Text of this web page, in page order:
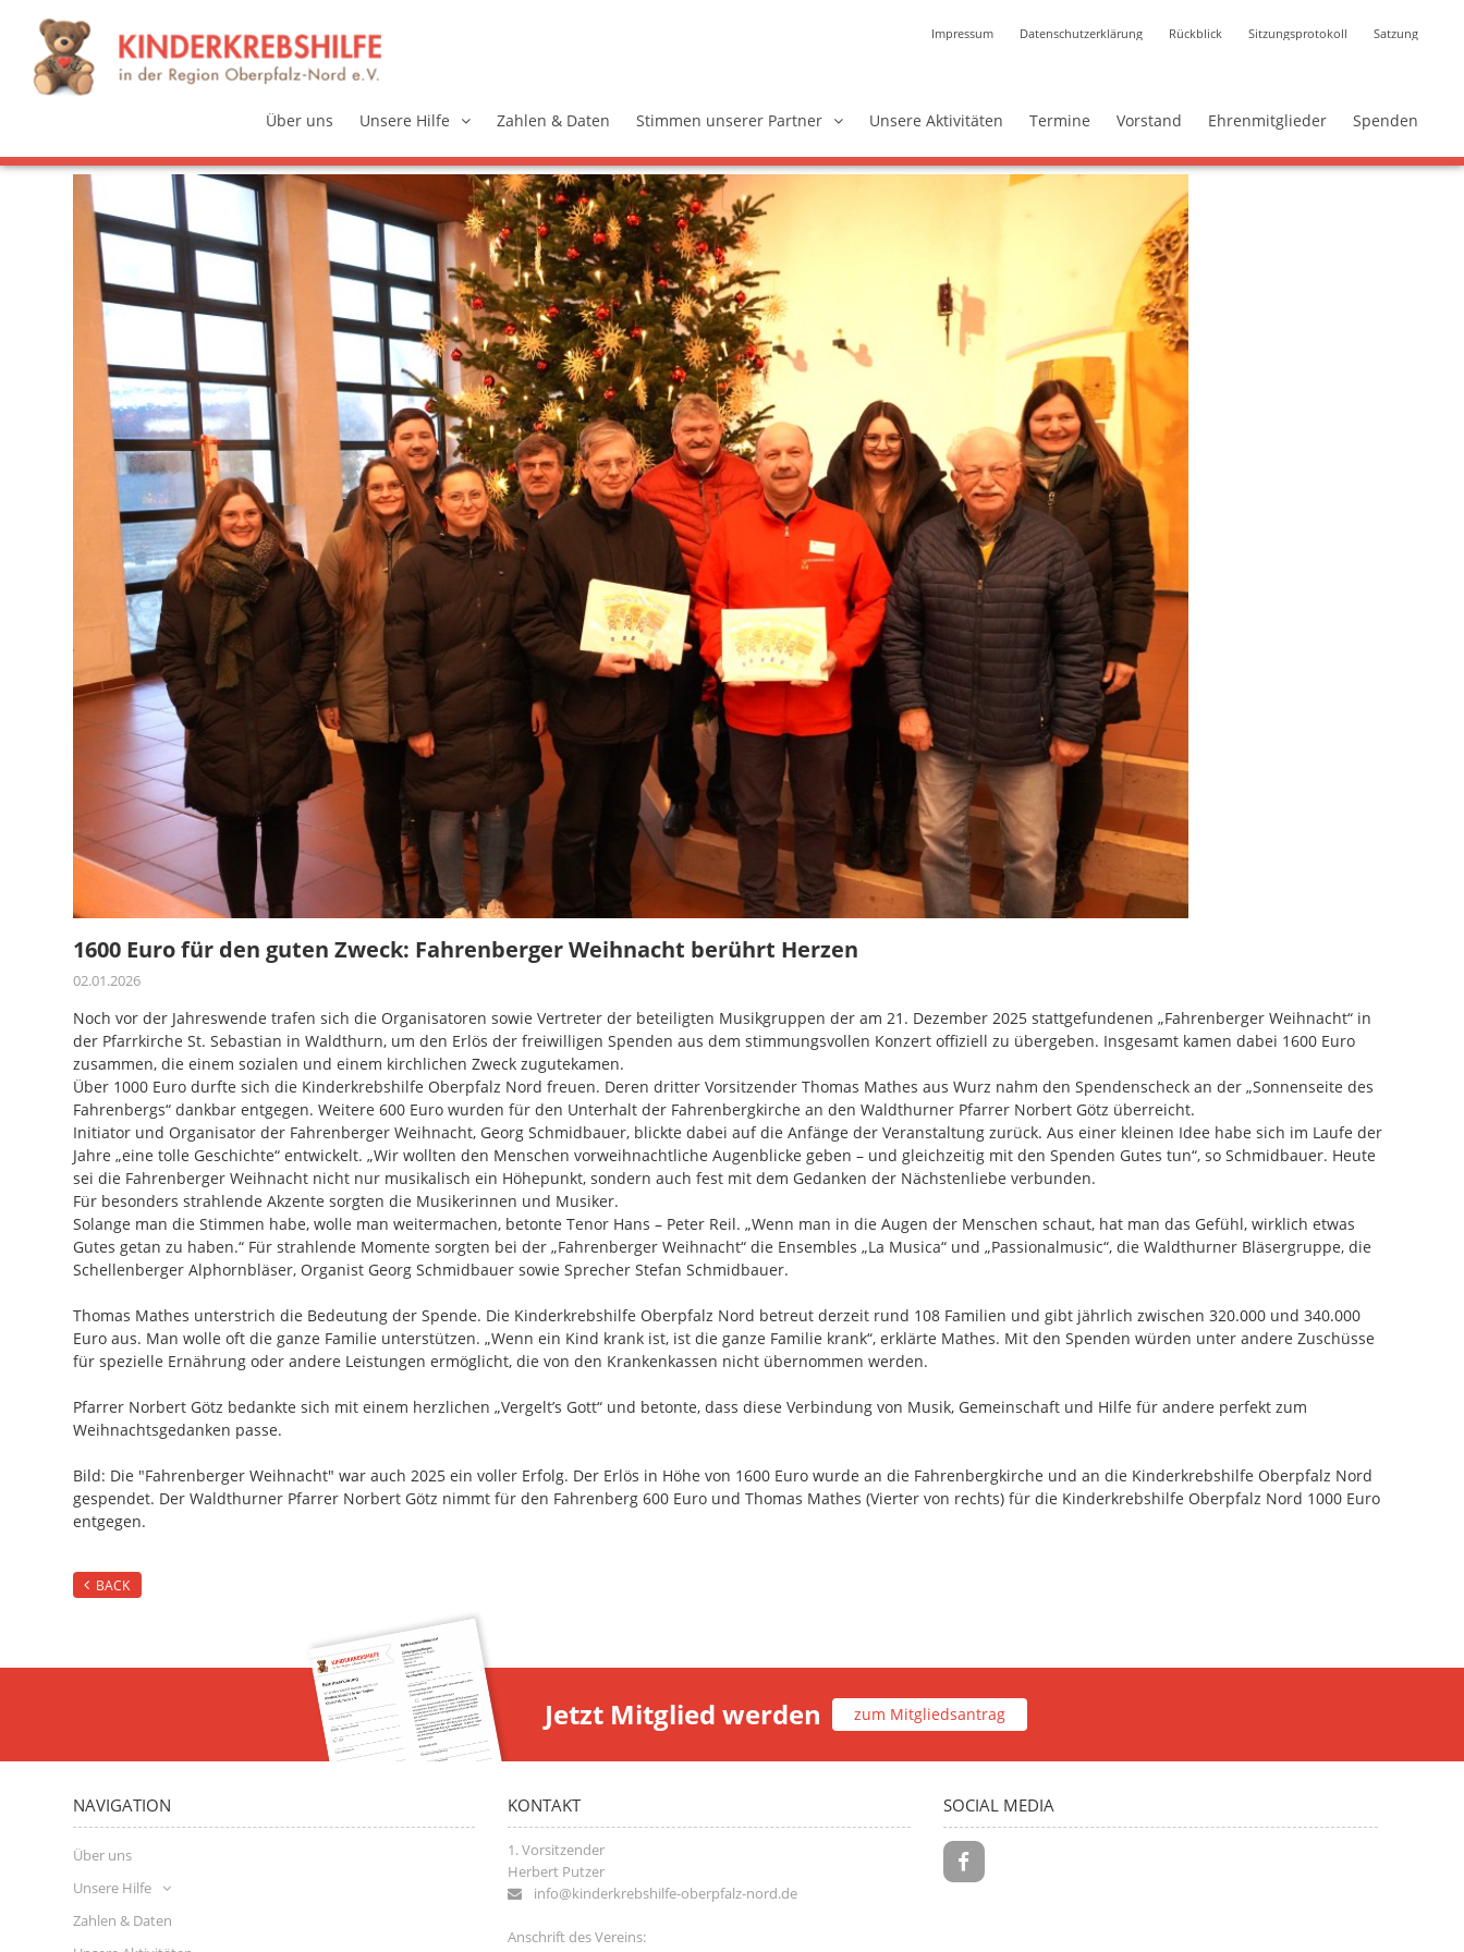
Impressum Datenschutzerklärung Rückblick Sitzungsprotokoll Satzung
Über uns Unsere Hilfe Zahlen & Daten Stimmen unserer Partner Unsere Aktivitäten Termine Vorstand Ehrenmitglieder Spenden
1600 Euro für den guten Zweck: Fahrenberger Weihnacht berührt Herzen
02.01.2026
Noch vor der Jahreswende trafen sich die Organisatoren sowie Vertreter der beteiligten Musikgruppen der am 21. Dezember 2025 stattgefundenen „Fahrenberger Weihnacht“ in
der Pfarrkirche St. Sebastian in Waldthurn, um den Erlös der freiwilligen Spenden aus dem stimmungsvollen Konzert offiziell zu übergeben. Insgesamt kamen dabei 1600 Euro
zusammen, die einem sozialen und einem kirchlichen Zweck zugutekamen.
Über 1000 Euro durfte sich die Kinderkrebshilfe Oberpfalz Nord freuen. Deren dritter Vorsitzender Thomas Mathes aus Wurz nahm den Spendenscheck an der „Sonnenseite des
Fahrenbergs“ dankbar entgegen. Weitere 600 Euro wurden für den Unterhalt der Fahrenbergkirche an den Waldthurner Pfarrer Norbert Götz überreicht.
Initiator und Organisator der Fahrenberger Weihnacht, Georg Schmidbauer, blickte dabei auf die Anfänge der Veranstaltung zurück. Aus einer kleinen Idee habe sich im Laufe der
Jahre „eine tolle Geschichte“ entwickelt. „Wir wollten den Menschen vorweihnachtliche Augenblicke geben – und gleichzeitig mit den Spenden Gutes tun“, so Schmidbauer. Heute
sei die Fahrenberger Weihnacht nicht nur musikalisch ein Höhepunkt, sondern auch fest mit dem Gedanken der Nächstenliebe verbunden.
Für besonders strahlende Akzente sorgten die Musikerinnen und Musiker.
Solange man die Stimmen habe, wolle man weitermachen, betonte Tenor Hans – Peter Reil. „Wenn man in die Augen der Menschen schaut, hat man das Gefühl, wirklich etwas
Gutes getan zu haben.“ Für strahlende Momente sorgten bei der „Fahrenberger Weihnacht“ die Ensembles „La Musica“ und „Passionalmusic“, die Waldthurner Bläsergruppe, die
Schellenberger Alphornbläser, Organist Georg Schmidbauer sowie Sprecher Stefan Schmidbauer.
Thomas Mathes unterstrich die Bedeutung der Spende. Die Kinderkrebshilfe Oberpfalz Nord betreut derzeit rund 108 Familien und gibt jährlich zwischen 320.000 und 340.000
Euro aus. Man wolle oft die ganze Familie unterstützen. „Wenn ein Kind krank ist, ist die ganze Familie krank“, erklärte Mathes. Mit den Spenden würden unter andere Zuschüsse
für spezielle Ernährung oder andere Leistungen ermöglicht, die von den Krankenkassen nicht übernommen werden.
Pfarrer Norbert Götz bedankte sich mit einem herzlichen „Vergelt’s Gott“ und betonte, dass diese Verbindung von Musik, Gemeinschaft und Hilfe für andere perfekt zum
Weihnachtsgedanken passe.
Bild: Die "Fahrenberger Weihnacht" war auch 2025 ein voller Erfolg. Der Erlös in Höhe von 1600 Euro wurde an die Fahrenbergkirche und an die Kinderkrebshilfe Oberpfalz Nord
gespendet. Der Waldthurner Pfarrer Norbert Götz nimmt für den Fahrenberg 600 Euro und Thomas Mathes (Vierter von rechts) für die Kinderkrebshilfe Oberpfalz Nord 1000 Euro
entgegen.
BACK
Jetzt Mitglied werden zum Mitgliedsantrag
NAVIGATION
Über uns
Unsere Hilfe
Zahlen & Daten
KONTAKT
1. Vorsitzender
Herbert Putzer
info@kinderkrebshilfe-oberpfalz-nord.de
Anschrift des Vereins:
SOCIAL MEDIA